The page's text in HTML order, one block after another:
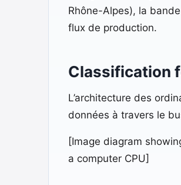
Rhône-Alpes), la
flux de production.
Classification
L’architecture des
données à travers le
[Image diagram
a computer CPU]